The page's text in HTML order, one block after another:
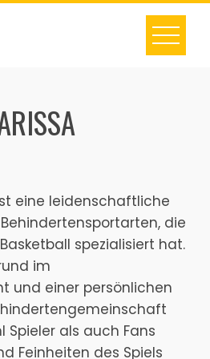
eine leidenschaftliche
die
spezialisiert hat.
im
und einer persönlichen
Spieler als auch Fans
Feinheiten des Spiels